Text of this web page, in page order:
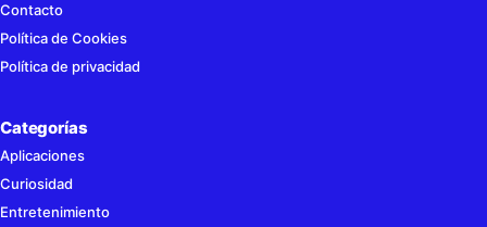
Contacto
Política de Cookies
Política de privacidad
Categorías
Aplicaciones
Curiosidad
Entretenimiento